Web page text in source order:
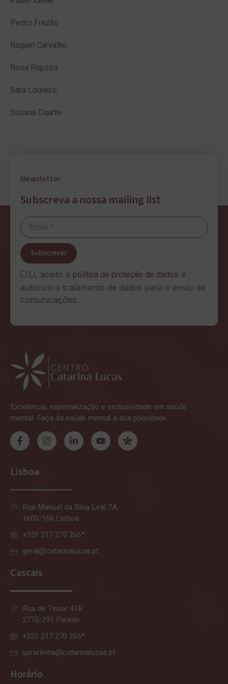
Pedro Frazão
Raquel Carvalho
Rosa Raposo
Sara Loureiro
Susana Duarte
Newsletter
Subscreva a nossa mailing list
Li, aceito a política de proteção de dados e
autorizo o tratamento de dados para o envio de
comunicações.
Subscrever
Excelência, especialização e exclusividade em saúde
mental. Faça da saúde mental a sua prioridade.
Lisboa
Rua Manuel da Silva Leal 7A,
1600-166 Lisboa
+351 217 270 266*
geral@catarinalucas.pt
Cascais
Rua de Timor 41B
2775-291 Parede
+351 217 270 266*
geral.linha@catarinalucas.pt
Horário